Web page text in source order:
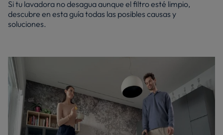
Si tu lavadora no desagua aunque el filtro esté limpio,
descubre en esta guía todas las posibles causas y
soluciones.